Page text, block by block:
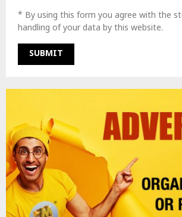
* By using this form you agree with the
handling of your data by this website.